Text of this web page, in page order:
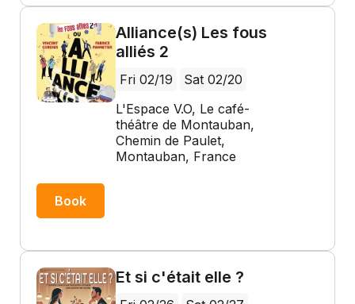
Alliance(s) Les fous
alliés 2
Fri 02/19
Sat 02/20
L'Espace V.O, Le café-
théâtre de Montauban,
Chemin de Paulet,
Montauban, France
Book
Et si c'était elle ?